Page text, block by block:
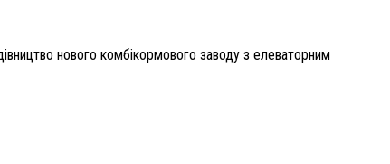
нового комбікормового заводу з елеваторним